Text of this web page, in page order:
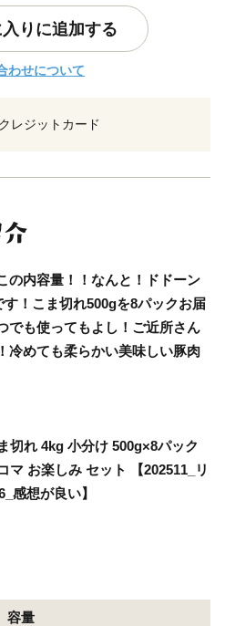
りに追加する
わせについて
クレジットカード
の内容量！！なんと！ドドーン
！こま切れ500gを8パックお届
でも使ってもよし！ご近所さん
冷めても柔らかい美味しい豚肉
切れ 4kg 小分け 500g×8パック
マ お楽しみ セット 【202511_リ
感想が良い】
容量